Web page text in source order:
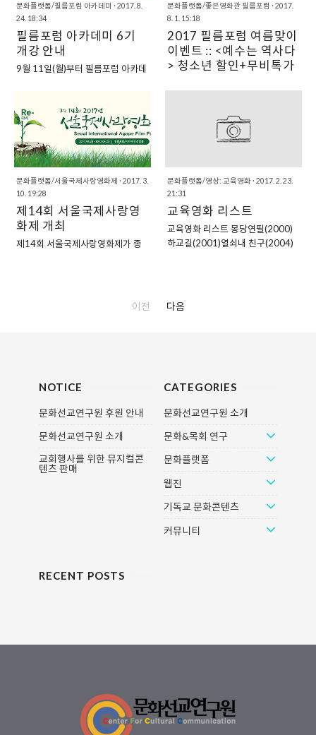
우신 민경아 화백님의 사진! 다음번
에 또..
문화플랫폼/필름포럼 아카데미 · 2017. 8.
24. 18:34
필름포럼 아카데미 6기
개강 안내
9월 11일(월)부터 필름포럼 아카데
분야의 기독 전문가들이 한데 모였
습니다. 그중 '산책길' 기독교영성고
전학당과 함께하는 "영성과 인문강
좌"를 추천합니다. 선선한 가을, 필
름포럼 아카데미 강좌와 함께 마음
풍요로워지세요. ("신청하기" 버튼
을 눌러주세요) 자세한 강좌안내(이
미지를 클릭하시면, 자세한 사항을
확인하실 수 있습니다.) 문학치료 상
담 영성/인문학 ART ("신청하기"
002-986649 (예금주: (사)필레마)
문화플랫폼/좋은영화관 필름포럼 · 2017.
8. 1. 15:18
2017 필름포럼 여름맞이
이벤트 :: <예수는 역사다
> 청소년 할인+무비톡가
이드(성경공부교재) 제공 영화도 보
고, 카페에서 토론도 할 수 있는 필
8.5-8.27‣ 할인혜택 : 매표소에서
학생증/청소년증 제시(중복할인 불
가)
문화플랫폼/서울국제사랑영화제 · 2017. 3.
10. 19:28
제14회 서울국제사랑영
화제 개최
제14회 서울국제사랑영화제가 종
름포럼에서 열립니다. 영화를 통해
한국 사회와 교회가 새로워지기를
시는 의미있는 시간 되시기를 바랍
지로 이동 ★ 예매하기 ★[인터파
구원 추천 영화 ★ ★ 예매하기
★[인터파크] [다음] [네이버]
문화플랫폼/영상: 교육영화· 2017. 2. 23.
21:31
교육영화 리스트
교육영화 리스트 몽당연필(2000)
하교길(2001)열쇠내 친구(2004)
(2008)매직캔디(2009)하이~ 조
이!(2010)듀오(2011)토토의 모험
이전 다음
NOTICE
문화선교연구원 후원 안내
문화선교연구원 소개
교회행사를 위한 뮤지컬콘
텐츠 판매
CATEGORIES
문화선교연구원 소개
문화&목회 연구
문화플랫폼
웹진
기독교 문화콘텐츠
커뮤니티
RECENT POSTS